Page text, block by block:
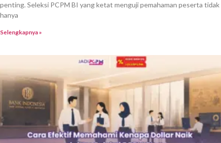
penting. Seleksi PCPM BI yang ketat menguji pemahaman peserta tidak
hanya
Selengkapnya »